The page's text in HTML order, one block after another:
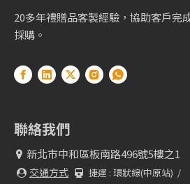
20多年禮贈品客製經驗，協助客戶完
採購。
聯絡我們
 新北市中和區板南路496號5樓之1
 交通方式  捷運 : 環狀線(中原站) /